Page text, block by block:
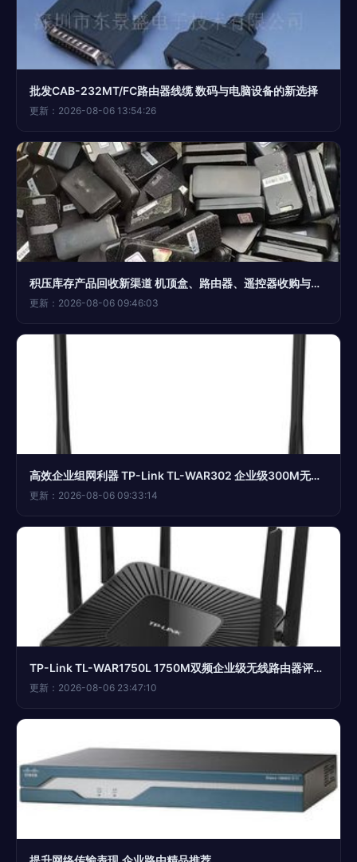
批发CAB-232MT/FC路由器线缆 数码与电脑设备的新选择
更新：2026-08-06 13:54:26
积压库存产品回收新渠道 机顶盒、路由器、遥控器收购与上门服务深度解析
更新：2026-08-06 09:46:03
高效企业组网利器 TP-Link TL-WAR302 企业级300M无线VPN路由器全面解析
更新：2026-08-06 09:33:14
TP-Link TL-WAR1750L 1750M双频企业级无线路由器评测 千兆端口与穿墙性能深度解析
更新：2026-08-06 23:47:10